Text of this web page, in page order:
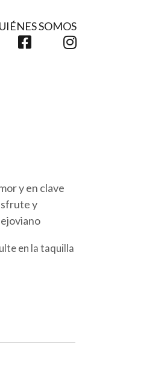
SOMOS
FACEBOOKINSTAGRAM
y en clave
y
en la taquilla